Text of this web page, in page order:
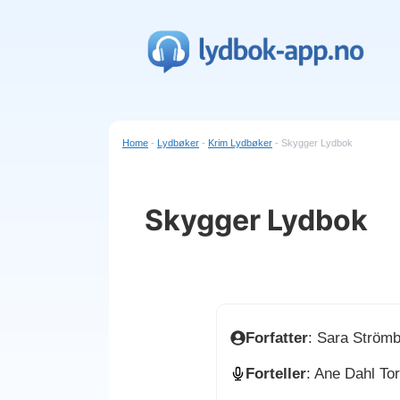
Home - Lydbøker - Krim Lydbøker - Skygger Lydbok
Skygger Lydbok
Forfatter: Sara
Forteller: Ane Dahl